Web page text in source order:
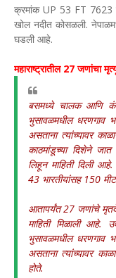
क्रमांक UP 53 FT 7623
खोल नदीत कोसळली.
घडली आहे.
महाराष्ट्रातील 27 जणांचा
बसमध्ये चालक आणि
भुसावळमधील धरणगाव
असताना त्यांच्यावर
काठमांडूच्या दिशेने जात
लिहून माहिती दिली
43 भारतीयांसह 150
आतापर्यंत 27 जणांचे
माहिती मिळाली आहे.
भुसावळमधील धरणगाव
असताना त्यांच्यावर
होते.